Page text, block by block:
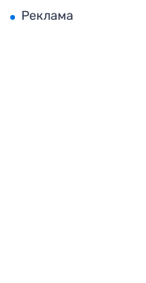
Реклама